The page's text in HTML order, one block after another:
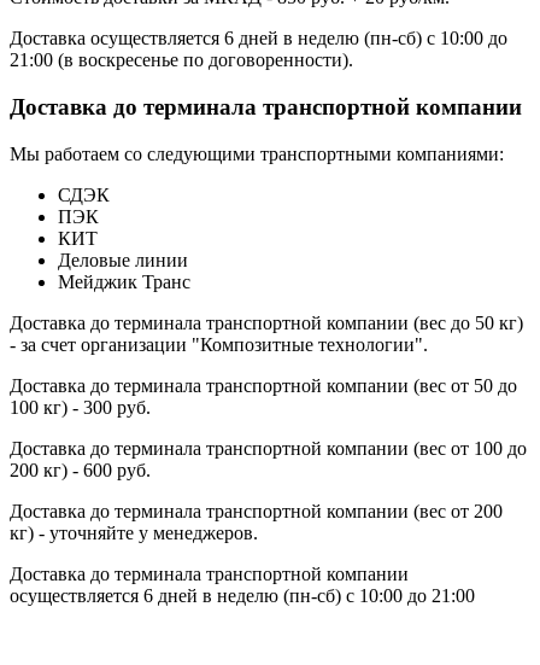
Доставка осуществляется 6 дней в неделю (пн-сб) с 10:00 до
21:00 (в воскресенье по договоренности).
Доставка до терминала транспортной компании
Мы работаем со следующими транспортными компаниями:
СДЭК
ПЭК
КИТ
Деловые линии
Мейджик Транс
Доставка до терминала транспортной компании (вес до 50 кг)
- за счет организации "Композитные технологии".
Доставка до терминала транспортной компании (вес от 50 до
100 кг) - 300 руб.
Доставка до терминала транспортной компании (вес от 100 до
200 кг) - 600 руб.
Доставка до терминала транспортной компании (вес от 200
кг) - уточняйте у менеджеров.
Доставка до терминала транспортной компании
осуществляется 6 дней в неделю (пн-сб) с 10:00 до 21:00